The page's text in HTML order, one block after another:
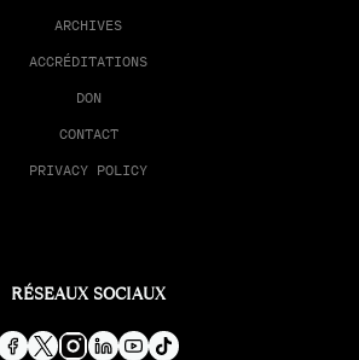
ARCHIVES
ACCRÉDITATIONS
DON
CONTACT
PRIVACY POLICY
RÉSEAUX SOCIAUX